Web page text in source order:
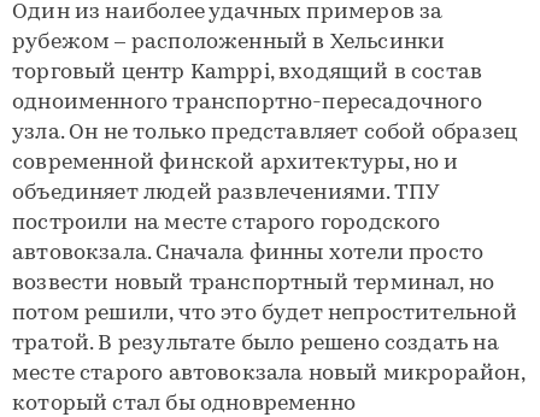
Один из наиболее удачных примеров за
рубежом – расположенный в Хельсинки
торговый центр Kamppi, входящий в состав
одноименного транспортно-пересадочного
узла. Он не только представляет собой образец
современной финской архитектуры, но и
объединяет людей развлечениями. ТПУ
построили на месте старого городского
автовокзала. Сначала финны хотели просто
возвести новый транспортный терминал, но
потом решили, что это будет непростительной
тратой. В результате было решено создать на
месте старого автовокзала новый микрорайон,
который стал бы одновременно